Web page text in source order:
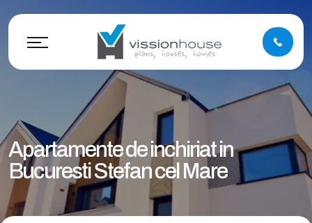
Apartamente de inchiriat in
Bucuresti Stefan cel Mare